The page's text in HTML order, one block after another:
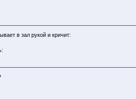
в зал рукой и кричит: